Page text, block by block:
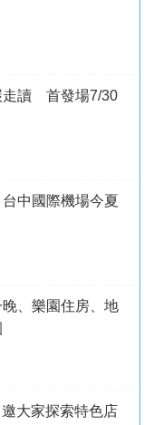
走讀 首發場7/30
中國際機場今夏
、樂園住房、地
大家探索特色店